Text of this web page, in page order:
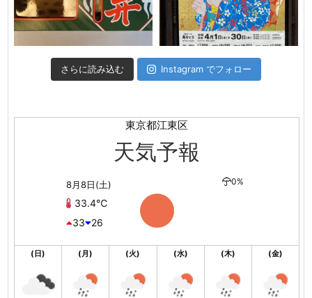
さらに読み込む Instagram でフォロー
東京都江東区
天気予報
8月8日(土)
33.4℃
33
26
0%
(日) (月) (火) (水) (木) (金)